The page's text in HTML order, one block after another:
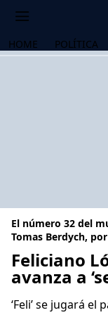
HOME POLÍTICA
El número 32 del
Tomas Berdych,
Feliciano
avanza a
‘Feli’ se jugará